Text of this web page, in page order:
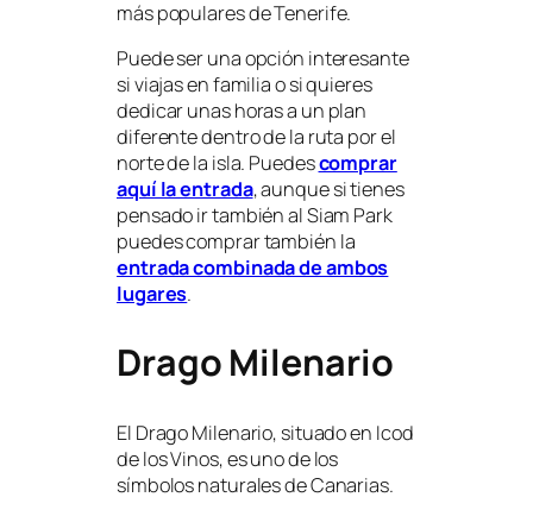
más populares de Tenerife.
Puede ser una opción interesante
si viajas en familia o si quieres
dedicar unas horas a un plan
diferente dentro de la ruta por el
norte de la isla. Puedescomprar
aquí la entrada, aunque si tienes
pensado ir también al Siam Park
puedes comprar también la
entrada combinada de ambos
lugares.
Drago Milenario
El Drago Milenario, situado en Icod
de los Vinos, es uno de los
símbolos naturales de Canarias.